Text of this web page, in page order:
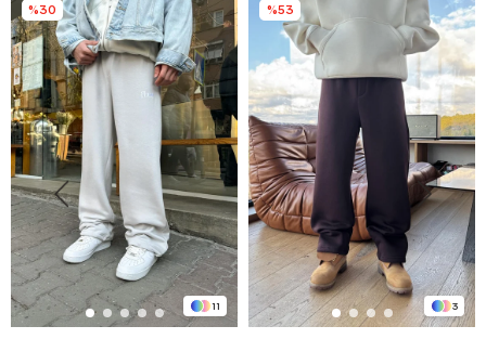
11
%30
3
%53